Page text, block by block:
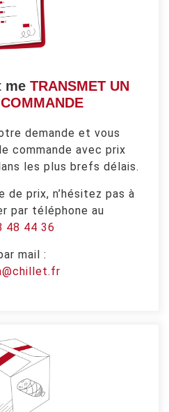
me TRANSMET UN
demande et vous
commande avec prix
les plus brefs délais.
de prix, n’hésitez pas à
par téléphone au
48 44 36
mail :